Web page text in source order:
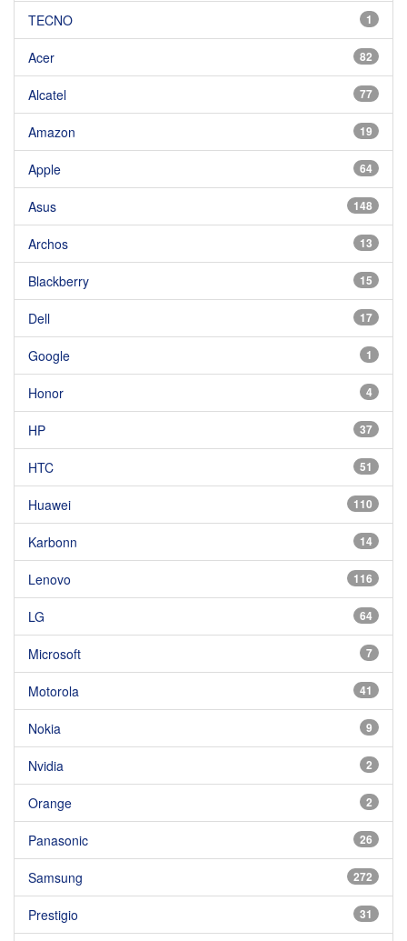
TECNO 1
Acer 82
Alcatel 77
Amazon 19
Apple 64
Asus 148
Archos 13
Blackberry 15
Dell 17
Google 1
Honor 4
HP 37
HTC 51
Huawei 110
Karbonn 14
Lenovo 116
LG 64
Microsoft 7
Motorola 41
Nokia 9
Nvidia 2
Orange 2
Panasonic 26
Samsung 272
Prestigio 31